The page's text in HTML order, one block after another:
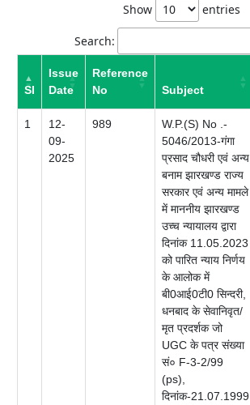
Show entries
Search:
Sl
Issue
Date
Reference
No
Subject
1
12-
09-
2025
989
W.P.(S) No .-
5046/2013-गंगा
प्रसाद चौधरी एवं अन्य
बनाम झारखण्ड राज्य
सरकार एवं अन्य मामले
में माननीय झारखण्ड
उच्च न्यायालय द्वारा
दिनांक 11.05.2023
को पारित न्याय निर्णय
के आलोक में
बी0आई0टी0 सिन्दरी,
धनबाद के सेवानिवृत/
मृत प्रदर्शक जो
UGC के पत्र संख्या
सं० F-3-2/99
(ps),
दिनांक-21.07.1999